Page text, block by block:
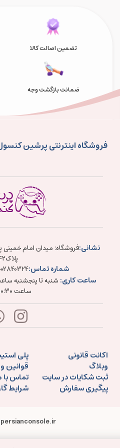
تضمین اصالت کالا
ضمانت بازگشت وجه
فروشگاه اینترنتی پرشین
نشانی:فروشگاه: میدان امام
پلاک۴۲
شماره تماس:
ساعت کاری:
ساعت ۱۰:۳۰ تا ۲۰
اکانت قانونی
پلی
وبلاگ
قوانین
ثبت شکایات در سایت
تماس با
پیگیری سفارش
شرایط